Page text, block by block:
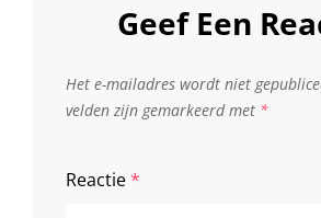
Geef Een
Het e-mailadres wordt niet
velden zijn gemarkeerd met *
Reactie*